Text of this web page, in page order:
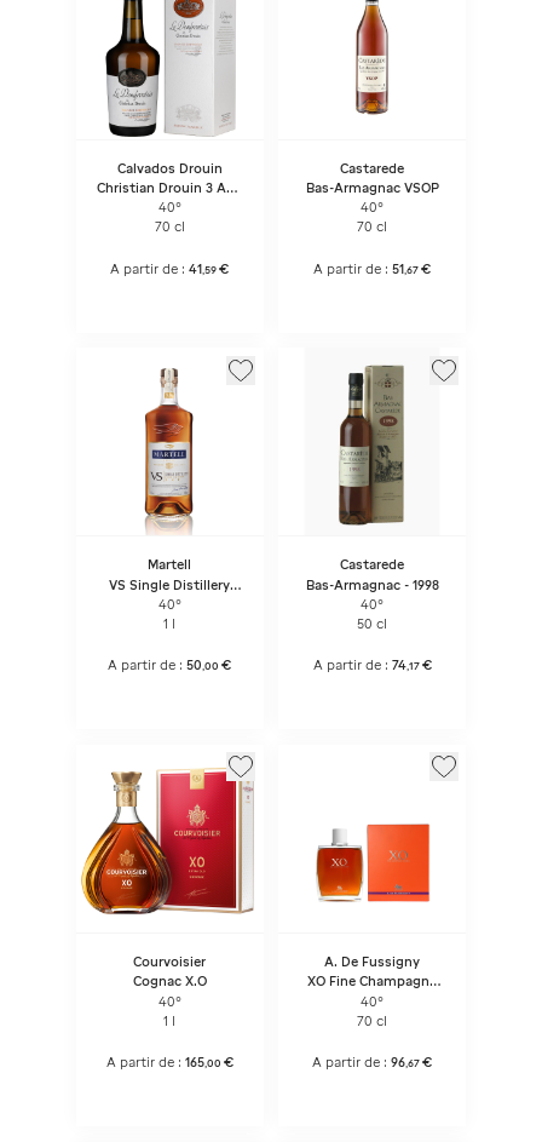
Calvados Drouin
Christian Drouin 3 Ans
D'âge Le Calvados
Domfrontais
40°
70 cl
A partir de :41 ,59 €
Castarede
Bas-Armagnac VSOP
40°
70 cl
A partir de :51 ,67 €
Martell
VS Single Distillery
Cognac
40°
1 l
A partir de :50,00 €
Castarede
Bas-Armagnac - 1998
40°
50 cl
A partir de : 74,17 €
Courvoisier
Cognac X.O
40°
1 l
A partir de : 165,00 €
A. De Fussigny
XO Fine Champagne
Cognac
40°
70 cl
A partir de :96,67 €